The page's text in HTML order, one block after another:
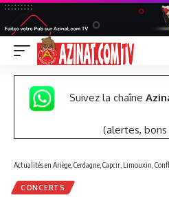
Suivez la chaîne
(alertes, bons
Actualités en Ariège, Cerdagne, Capcir, Limouxin,
CONCERTS